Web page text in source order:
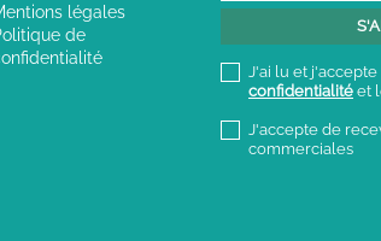
légales
de
J'ai lu et j'accepte
confidentialitéet
J'accepte de
commerciales